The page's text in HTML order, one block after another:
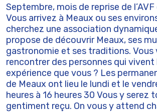
Septembre, mois de reprise de l’AVF
Vous arrivez à Meaux ou ses
cherchez une association
propose de découvrir Meaux, ses
gastronomie et ses traditions. Vous
rencontrer des personnes qui vivent
expérience que vous ? Les
de Meaux ont lieu le lundi et le
heures à 16 heures 30 Vous y serez
gentiment reçu. On vous y attend